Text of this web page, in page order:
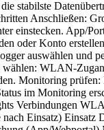
stabilste
Anschließen:
einstecken. App/
oder Konto
auswählen und
WLAN-
Monitoring prüfen:
im Monitoring
Verbindungen
Einsatz) Einsatz